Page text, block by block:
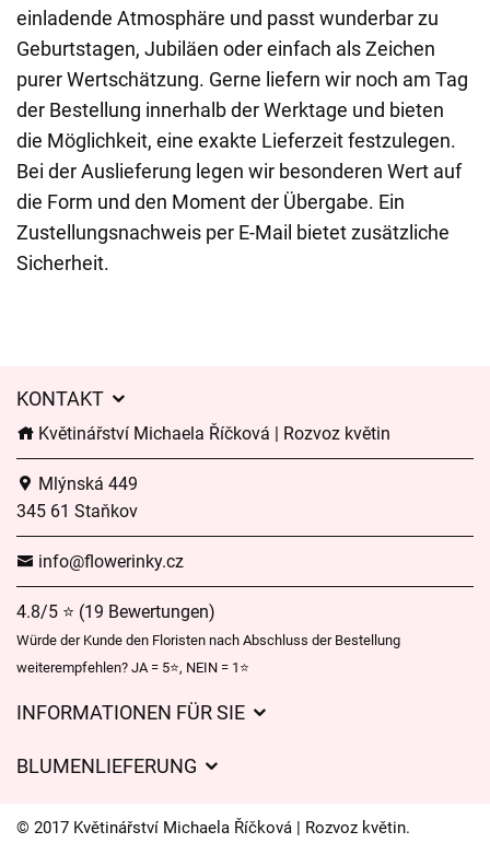
einladende Atmosphäre und passt wunderbar zu
Geburtstagen, Jubiläen oder einfach als Zeichen
purer Wertschätzung. Gerne liefern wir noch am Tag
der Bestellung innerhalb der Werktage und bieten
die Möglichkeit, eine exakte Lieferzeit festzulegen.
Bei der Auslieferung legen wir besonderen Wert auf
die Form und den Moment der Übergabe. Ein
Zustellungsnachweis per E-Mail bietet zusätzliche
Sicherheit.
KONTAKT
Květinářství Michaela Říčková | Rozvoz květin
Mlýnská 449
345 61 Staňkov
info@flowerinky.cz
4.8/5 ⭐ (19 Bewertungen)
Würde der Kunde den Floristen nach Abschluss der Bestellung
weiterempfehlen? JA = 5⭐, NEIN = 1⭐
INFORMATIONEN FÜR SIE
Lieferzeiten für Blumen – Übersicht der Möglichkeiten
BLUMENLIEFERUNG
Wohin wir Blumen liefern
© 2017 Květinářství Michaela Říčková | Rozvoz květin.